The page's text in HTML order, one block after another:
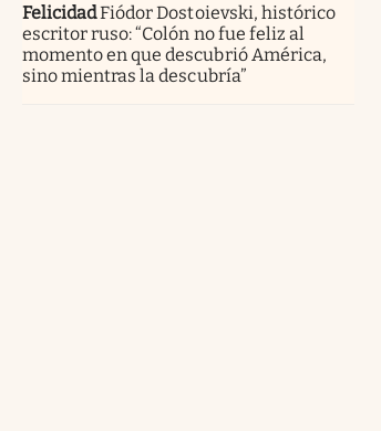
FelicidadFiódor Dostoievski, histórico
escritor ruso: “Colón no fue feliz al
momento en que descubrió América,
sino mientras la descubría”